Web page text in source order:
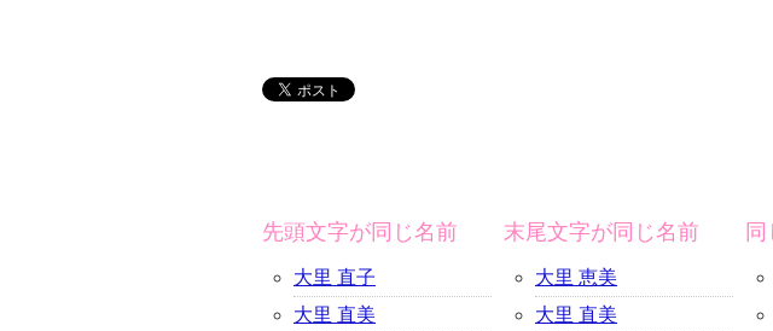
先頭文字が同じ名前
大里 直子
大里 直美
末尾文字が同じ名前
大里 恵美
大里 直美